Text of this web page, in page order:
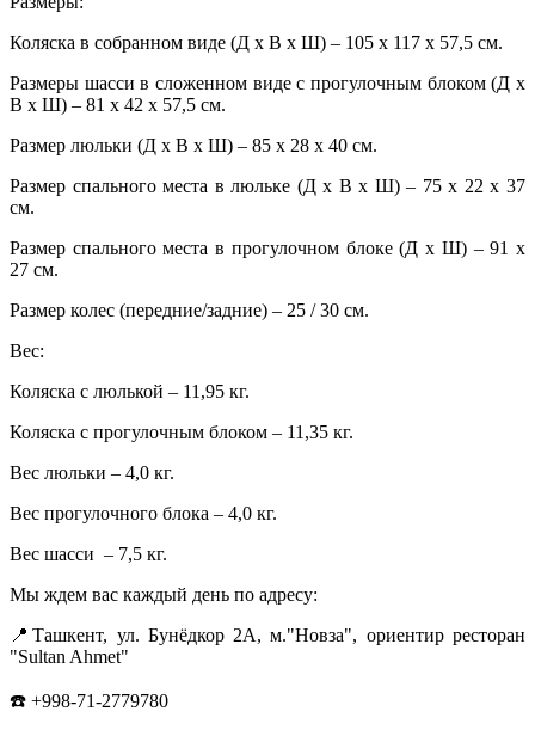
Коляска в собранном виде (Д х В х Ш) – 105 х 117 х 57,5 см.
Размеры шасси в сложенном виде с прогулочным блоком (Д х
В х Ш) – 81 х 42 х 57,5 см.
Размер люльки (Д х В х Ш) – 85 х 28 х 40 см.
Размер спального места в люльке (Д х В х Ш) – 75 х 22 х 37
см.
Размер спального места в прогулочном блоке (Д х Ш) – 91 х
27 см.
Размер колес (передние/задние) – 25 / 30 см.
Вес:
Коляска с люлькой – 11,95 кг.
Коляска с прогулочным блоком – 11,35 кг.
Вес люльки – 4,0 кг.
Вес прогулочного блока – 4,0 кг.
Вес шасси – 7,5 кг.
Мы ждем вас каждый день по адресу:
📍Ташкент, ул. Бунёдкор 2А, м."Новза", ориентир ресторан
"Sultan Ahmet"
☎️ +998-71-2779780